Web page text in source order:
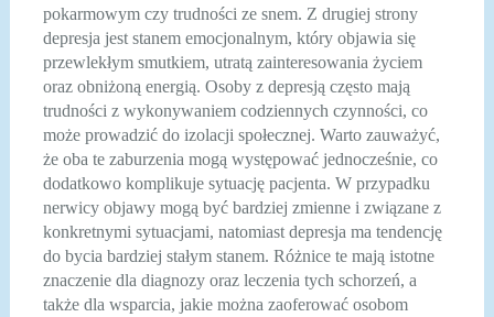
pokarmowym czy trudności ze snem. Z drugiej strony
depresja jest stanem emocjonalnym, który objawia się
przewlekłym smutkiem, utratą zainteresowania życiem
oraz obniżoną energią. Osoby z depresją często mają
trudności z wykonywaniem codziennych czynności, co
może prowadzić do izolacji społecznej. Warto zauważyć,
że oba te zaburzenia mogą występować jednocześnie, co
dodatkowo komplikuje sytuację pacjenta. W przypadku
nerwicy objawy mogą być bardziej zmienne i związane z
konkretnymi sytuacjami, natomiast depresja ma tendencję
do bycia bardziej stałym stanem. Różnice te mają istotne
znaczenie dla diagnozy oraz leczenia tych schorzeń, a
także dla wsparcia, jakie można zaoferować osobom